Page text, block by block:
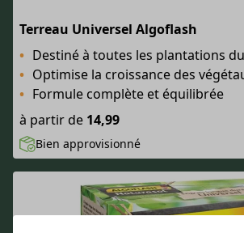
Terreau Universel Algoflash
Destiné à toutes les plantations du jardin, du
Optimise la croissance des
Formule complète et équilibrée
à partir de 14,99
Bien approvisionné